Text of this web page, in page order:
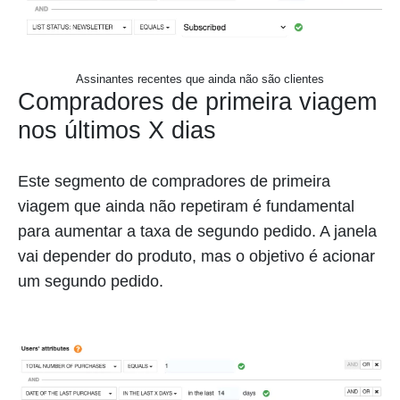
Assinantes recentes que ainda não são clientes
Compradores de primeira viagem
nos últimos X dias
Este segmento de compradores de primeira
viagem que ainda não repetiram é fundamental
para aumentar a taxa de segundo pedido. A janela
vai depender do produto, mas o objetivo é acionar
um segundo pedido.